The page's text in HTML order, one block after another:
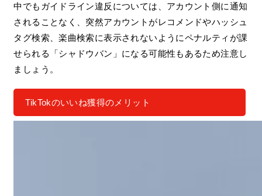
中でもガイドライン違反については、アカウント側に通知
されることなく、突然アカウントがレコメンドやハッシュ
タグ検索、楽曲検索に表示されないようにペナルティが課
せられる「シャドウバン」になる可能性もあるため注意し
ましょう。
TikTokのいいね獲得のメリット